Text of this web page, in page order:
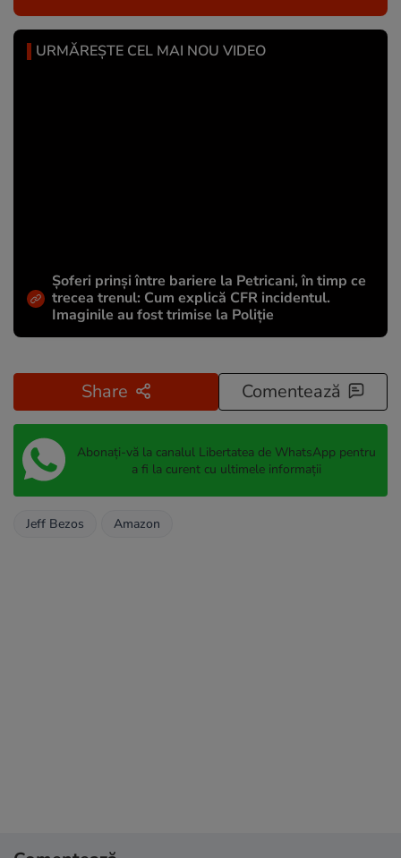
URMĂREȘTE CEL MAI NOU VIDEO
Șoferi prinși între bariere la Petricani, în timp ce
trecea trenul: Cum explică CFR incidentul.
Imaginile au fost trimise la Poliție
Share Comentează
Abonați-vă la canalul Libertatea de WhatsApp pentru
a fi la curent cu ultimele informații
Jeff Bezos Amazon